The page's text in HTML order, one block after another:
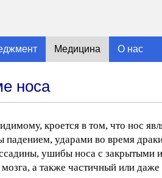
Медицина О нас
носа
кроется в том, что нос
ударами во время
ушибы носа с
а также частичный или